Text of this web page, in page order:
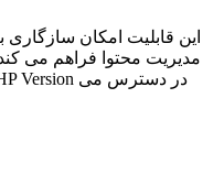
این قابلیت امکان
مدیریت محتوا فراهم می